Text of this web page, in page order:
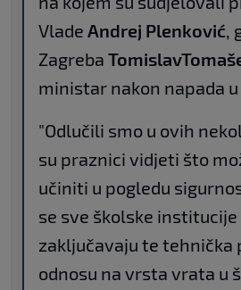
Vlade Andrej Plenković,
Zagreba Tomislav
ministar nakon napada u
"Odlučili smo u ovih
su praznici vidjeti što
učiniti u pogledu
se sve školske
zaključavaju te tehnička
odnosu na vrsta vrata u